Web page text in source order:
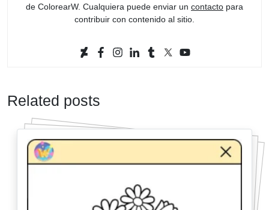
de ColorearW. Cualquiera puede enviar un contacto para
contribuir con contenido al sitio.
Related posts